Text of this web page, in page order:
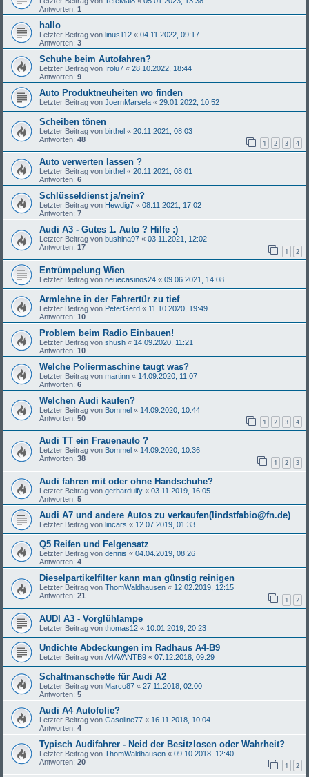
Antworten: 1
hallo
Letzter Beitrag von linus112 « 04.11.2022, 09:17
Antworten: 3
Schuhe beim Autofahren?
Letzter Beitrag von Irolu7 « 28.10.2022, 18:44
Antworten: 9
Auto Produktneuheiten wo finden
Letzter Beitrag von JoernMarsela « 29.01.2022, 10:52
Scheiben tönen
Letzter Beitrag von birthel « 20.11.2021, 08:03
Antworten: 48 1 2 3 4
Auto verwerten lassen ?
Letzter Beitrag von birthel « 20.11.2021, 08:01
Antworten: 6
Schlüsseldienst ja/nein?
Letzter Beitrag von Hewdig7 « 08.11.2021, 17:02
Antworten: 7
Audi A3 - Gutes 1. Auto ? Hilfe :)
Letzter Beitrag von bushina97 « 03.11.2021, 12:02
Antworten: 17 1 2
Entrümpelung Wien
Letzter Beitrag von neuecasinos24 « 09.06.2021, 14:08
Armlehne in der Fahrertür zu tief
Letzter Beitrag von PeterGerd « 11.10.2020, 19:49
Antworten: 10
Problem beim Radio Einbauen!
Letzter Beitrag von shush « 14.09.2020, 11:21
Antworten: 10
Welche Poliermaschine taugt was?
Letzter Beitrag von martinn « 14.09.2020, 11:07
Antworten: 6
Welchen Audi kaufen?
Letzter Beitrag von Bommel « 14.09.2020, 10:44
Antworten: 50 1 2 3 4
Audi TT ein Frauenauto ?
Letzter Beitrag von Bommel « 14.09.2020, 10:36
Antworten: 38 1 2 3
Audi fahren mit oder ohne Handschuhe?
Letzter Beitrag von gerharduify « 03.11.2019, 16:05
Antworten: 5
Audi A7 und andere Autos zu verkaufen(lindstfabio@fn.de)
Letzter Beitrag von lincars « 12.07.2019, 01:33
Q5 Reifen und Felgensatz
Letzter Beitrag von dennis « 04.04.2019, 08:26
Antworten: 4
Dieselpartikelfilter kann man günstig reinigen
Letzter Beitrag von ThomWaldhausen « 12.02.2019, 12:15
Antworten: 21 1 2
AUDI A3 - Vorglühlampe
Letzter Beitrag von thomas12 « 10.01.2019, 20:23
Undichte Abdeckungen im Radhaus A4-B9
Letzter Beitrag von A4AVANTB9 « 07.12.2018, 09:29
Schaltmanschette für Audi A2
Letzter Beitrag von Marco87 « 27.11.2018, 02:00
Antworten: 5
Audi A4 Autofolie?
Letzter Beitrag von Gasoline77 « 16.11.2018, 10:04
Antworten: 4
Typisch Audifahrer - Neid der Besitzlosen oder Wahrheit?
Letzter Beitrag von ThomWaldhausen « 09.10.2018, 12:40
Antworten: 20 1 2